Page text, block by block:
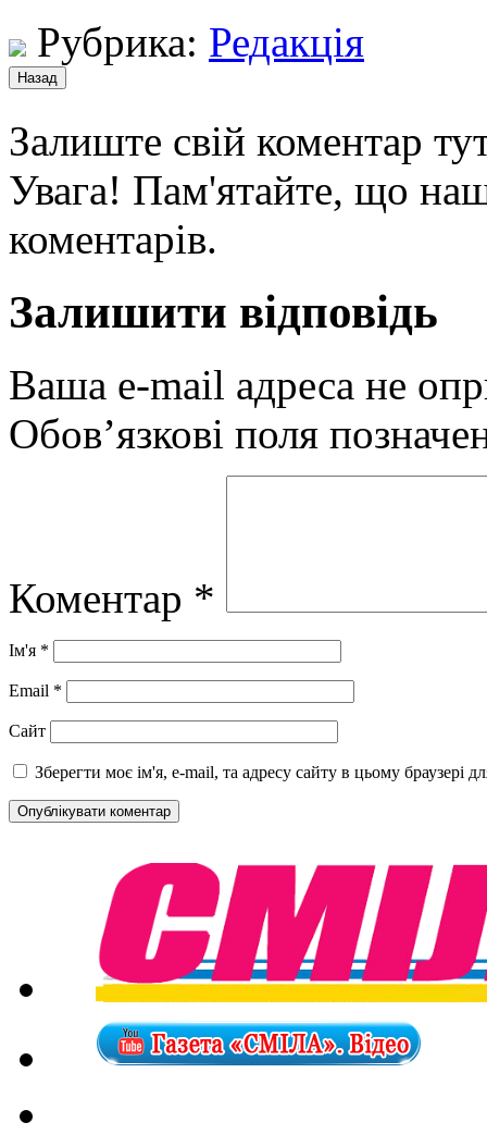
Рубрика: Редакція
Залиште свій коментар
Увага! Пам'ятайте, що
коментарів.
Залишити відповідь
Ваша e-mail адреса не
Обов’язкові поля
Коментар *
Ім'я *
Email *
Сайт
Зберегти моє ім'я, e-mail, та адресу сайту в цьому браузері